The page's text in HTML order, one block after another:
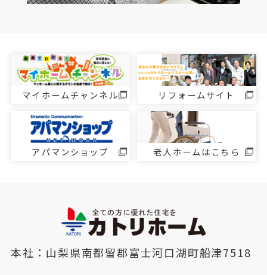
マイホームチャンネル リフォームサイト
アパマンショップ 老人ホームはこちら
本社：山梨県南都留郡富士河口湖町船津7518